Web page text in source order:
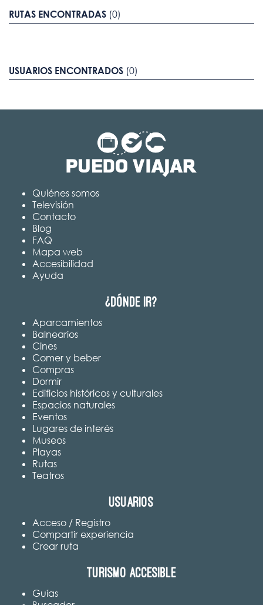
RUTAS ENCONTRADAS (0)
USUARIOS ENCONTRADOS (0)
Quiénes somos
Televisión
Contacto
Blog
FAQ
Mapa web
Accesibilidad
Ayuda
¿Dónde ir?
Aparcamientos
Balnearios
Cines
Comer y beber
Compras
Dormir
Edificios históricos y culturales
Espacios naturales
Eventos
Lugares de interés
Museos
Playas
Rutas
Teatros
Usuarios
Acceso / Registro
Compartir experiencia
Crear ruta
Turismo accesible
Guías